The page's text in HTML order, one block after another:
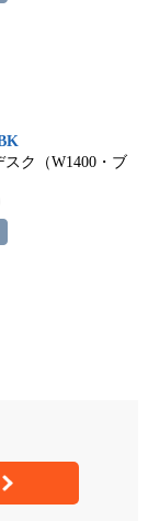
ク（W1400・ブ